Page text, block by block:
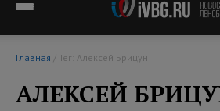
Главная / Тег: Алексей Брицун
АЛЕКСЕЙ